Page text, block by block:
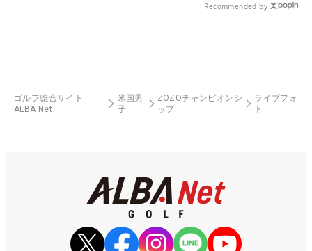
Recommended by
ゴルフ総合サイト
ALBA Net
米国男
子
ZOZOチャンピオンシ
ップ
ライブフォ
ト